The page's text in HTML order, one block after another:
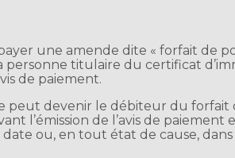
une amende dite « forfait de
personne titulaire du certificat
de paiement.
peut devenir le débiteur du
l’émission de l’avis de paiement
ou, en tout état de cause, dans